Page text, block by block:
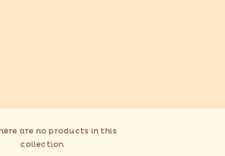
are no products in this
collection